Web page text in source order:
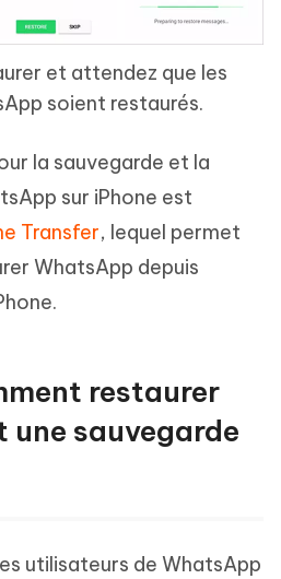
et attendez que les
soient restaurés.
la sauvegarde et la
sur iPhone est
Transfer, lequel permet
WhatsApp depuis
restaurer
une sauvegarde
utilisateurs de WhatsApp